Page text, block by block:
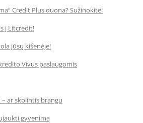
Credit Plus duona? Sužinokite!
į Litcredit!
jūsų kišenėje!
Vivus paslaugomis
ar skolintis brangu
gyvenimą